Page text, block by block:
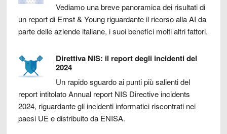
Vediamo una breve panoramica dei risultati di
un report di Ernst & Young riguardante il ricorso alla AI da
parte delle aziende italiane, i suoi benefici molti altri fattori.
Direttiva NIS: il report degli incidenti del
2024
Un rapido sguardo ai punti più salienti del
report intitolato Annual report NIS Directive incidents
2024, riguardante gli incidenti informatici riscontrati nei
paesi UE e distribuito da ENISA.